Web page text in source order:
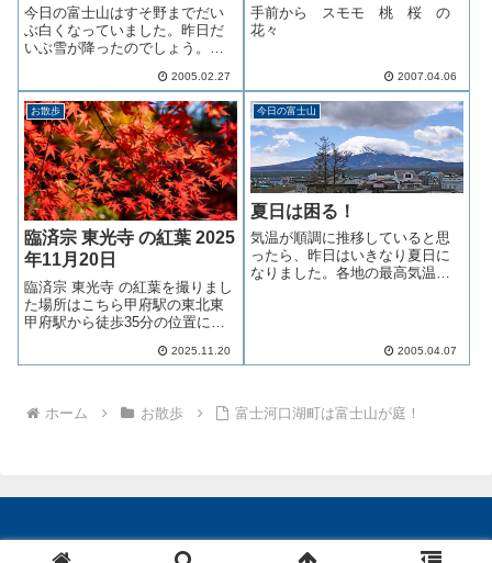
今日の富士山はすそ野までだい
ぶ白くなっていました。昨日だ
いぶ雪が降ったのでしょう。今
た。さて、続きです。果物価格
が下がる原因は、時代の流れも
もちろんありますが、果物をお
求めになる方々が徐々に減って
いることも一因で...
2005.02.27
手前から スモモ 桃 桜 の
花々
2007.04.06
お散歩
臨済宗 東光寺 の紅葉 2025
年11月20日
臨済宗 東光寺 の紅葉を撮りまし
た場所はこちら甲府駅の東北東
甲府駅から徒歩35分の位置にあ
駅」になります甲府駅周辺で紅
ありますが紅葉が美しい庭を持
2025.11.20
今日の富士山
夏日は困る！
気温が順調に推移していると思
ったら、昨日はいきなり夏日に
なりました。各地の最高気温は
２９・１度福島県いわき市２
９・０度埼玉県秩父市２８・８
2005.04.07
ホーム お散歩 富士河口湖町は富士山が庭！